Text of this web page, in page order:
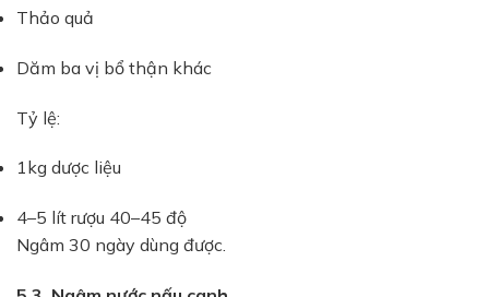
Thảo quả
Dăm ba vị bổ thận khác
Tỷ lệ:
1kg dược liệu
4–5 lít rượu 40–45 độ
Ngâm 30 ngày dùng được.